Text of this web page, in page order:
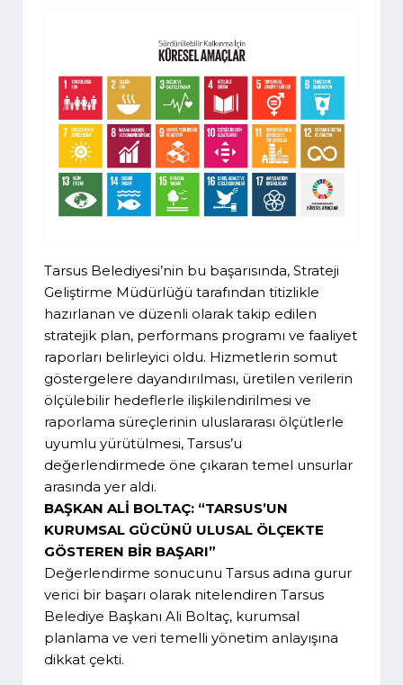
Tarsus Belediyesi’nin bu başarısında, Strateji
Geliştirme Müdürlüğü tarafından titizlikle
hazırlanan ve düzenli olarak takip edilen
stratejik plan, performans programı ve faaliyet
raporları belirleyici oldu. Hizmetlerin somut
göstergelere dayandırılması, üretilen verilerin
ölçülebilir hedeflerle ilişkilendirilmesi ve
raporlama süreçlerinin uluslararası ölçütlerle
uyumlu yürütülmesi, Tarsus’u
değerlendirmede öne çıkaran temel unsurlar
arasında yer aldı.
BAŞKAN ALİ BOLTAÇ: “TARSUS’UN
KURUMSAL GÜCÜNÜ ULUSAL ÖLÇEKTE
GÖSTEREN BİR BAŞARI”
Değerlendirme sonucunu Tarsus adına gurur
verici bir başarı olarak nitelendiren Tarsus
Belediye Başkanı Ali Boltaç, kurumsal
planlama ve veri temelli yönetim anlayışına
dikkat çekti.